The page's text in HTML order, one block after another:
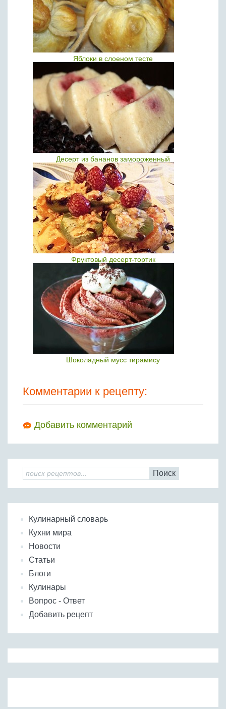
Яблоки в слоеном тесте
Десерт из бананов замороженный
Фруктовый десерт-тортик
Шоколадный мусс тирамису
Комментарии к рецепту:
Добавить комментарий
Поиск
Кулинарный словарь
Кухни мира
Новости
Статьи
Блоги
Кулинары
Вопрос - Ответ
Добавить рецепт